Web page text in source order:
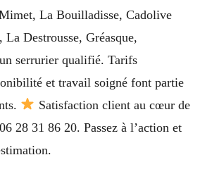
La Bouilladisse, Cadolive
La Destrousse, Gréasque,
serrurier qualifié. Tarifs
et travail soigné font partie
Satisfaction client au cœur de
06 28 31 86 20. Passez à l’action et